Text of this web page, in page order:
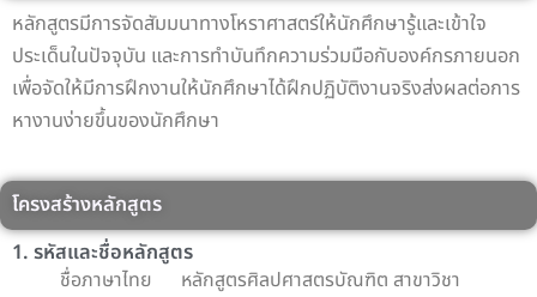
หลักสูตรมีการจัดสัมมนาทางโหราศาสตร์ให้นักศึกษารู้และเข้าใจ
ประเด็นในปัจจุบัน และการทำบันทึกความร่วมมือกับองค์กรภายนอก
เพื่อจัดให้มีการฝึกงานให้นักศึกษาได้ฝึกปฏิบัติงานจริงส่งผลต่อการ
หางานง่ายขึ้นของนักศึกษา
โครงสร้างหลักสูตร
1. รหัสและชื่อหลักสูตร
ชื่อภาษาไทย หลักสูตรศิลปศาสตรบัณฑิต สาขาวิชา